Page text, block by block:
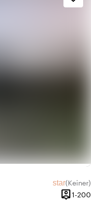
star(Keiner)
Keine
person_pin1-200
history
Retro